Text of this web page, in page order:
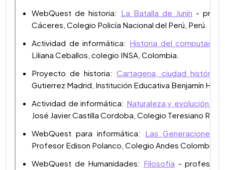
WebQuest de historia: La Batalla de Junín -
Cáceres, Colegio Policía Nacional del Perú, Perú.
Actividad de informática: Historia del computador
Liliana Ceballos, colegio INSA, Colombia.
Proyecto de historia: Cartagena, ciudad histórica
Gutierrez Madrid, Institución Educativa Benjamín
Actividad de informática: Naturaleza y evolución de
José Javier Castilla Cordoba, Colegio Teresiano
WebQuest para informática: Las Generaciones
Profesor Edison Polanco, Colegio Andes Colombia,
WebQuest de Humanidades: Filosofía - profesora